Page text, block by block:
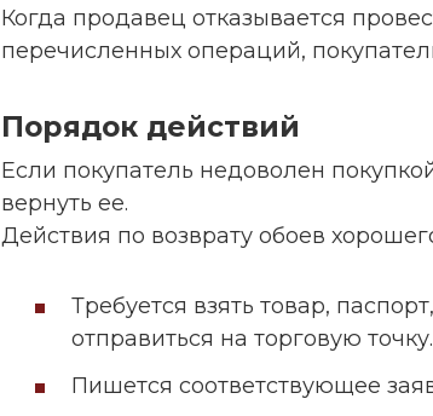
Когда продавец отказывается
перечисленных операций,
Порядок действий
Если покупатель недоволен
вернуть ее.
Действия по возврату обоев
Требуется взять товар,
отправиться на торговую точку.
Пишется соответствующее